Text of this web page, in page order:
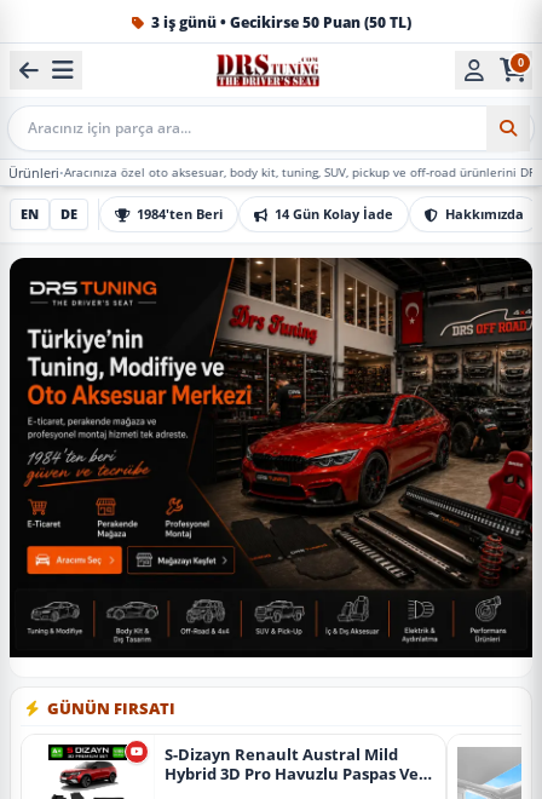
1984'ten beri Türkiye’nin en büyük oto aksesuar ve tuning
0
Mobil Arama
özel oto aksesuar, body kit, tuning, SUV, pickup ve off-road ürünlerini DRS Tuning’de
EN DE 1984'ten Beri 14 Gün Kolay İade Hakkımızda
GÜNÜN FIRSATI
S-Dizayn Renault Austral Mild
Hybrid 3D Pro Havuzlu Paspas Ve